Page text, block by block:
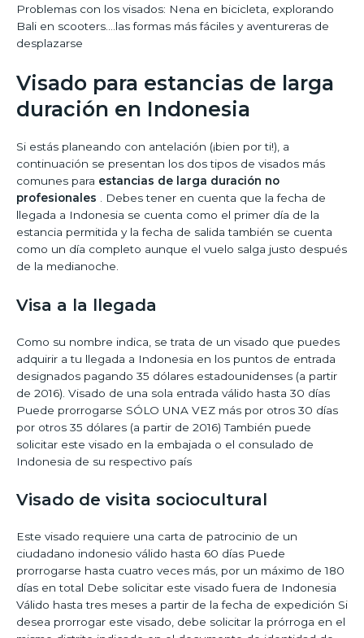
Problemas con los visados: Nena en bicicleta, explorando
Bali en scooters….las formas más fáciles y aventureras de
desplazarse
Visado para estancias de larga
duración en Indonesia
Si estás planeando con antelación (¡bien por ti!), a
continuación se presentan los dos tipos de visados más
comunes para estancias de larga duración no
profesionales
. Debes tener en cuenta que la fecha de
llegada a Indonesia se cuenta como el primer día de la
estancia permitida y la fecha de salida también se cuenta
como un día completo aunque el vuelo salga justo después
de la medianoche.
Visa a la llegada
Como su nombre indica, se trata de un visado que puedes
adquirir a tu llegada a Indonesia en los puntos de entrada
designados pagando 35 dólares estadounidenses (a partir
de 2016). Visado de una sola entrada válido hasta 30 días
Puede prorrogarse SÓLO UNA VEZ más por otros 30 días
por otros 35 dólares (a partir de 2016) También puede
solicitar este visado en la embajada o el consulado de
Indonesia de su respectivo país
Visado de visita sociocultural
Este visado requiere una carta de patrocinio de un
ciudadano indonesio válido hasta 60 días Puede
prorrogarse hasta cuatro veces más, por un máximo de 180
días en total Debe solicitar este visado fuera de Indonesia
Válido hasta tres meses a partir de la fecha de expedición Si
desea prorrogar este visado, debe solicitar la prórroga en el